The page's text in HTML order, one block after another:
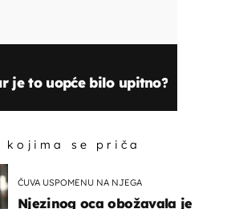
je to uopće bilo upitno?
se priča
ČUVA USPOMENU NA NJEGA
Njezinog oca obožavala je